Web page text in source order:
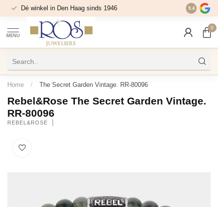
Dé winkel in Den Haag sinds 1946 9.4
MENU
0
Home / The Secret Garden Vintage. RR-80096
Rebel&Rose The Secret Garden Vintage.
RR-80096
REBEL&ROSE